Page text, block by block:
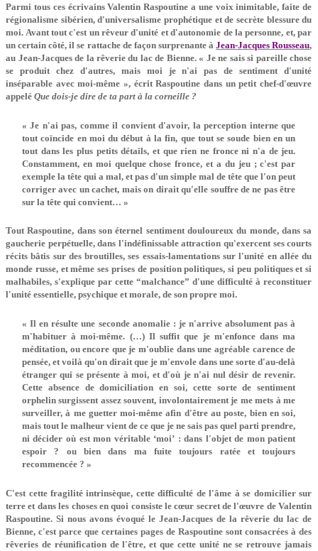
Parmi tous ces écrivains Valentin Raspoutine a une voix inimitable, faite de
régionalisme sibérien, d'universalisme prophétique et de secrète blessure du
moi. Avant tout c'est un rêveur d'unité et d'autonomie de la personne, et, par
un certain côté, il se rattache de façon surprenante àJean-Jacques Rousseau,
au Jean-Jacques de la rêverie du lac de Bienne. « Je ne sais si pareille chose
se produit chez d'autres, mais moi je n'ai pas de sentiment d'unité
inséparable avec moi-même », écrit Raspoutine dans un petit chef-d'œuvre
appeléQue dois-je dire de ta part à la corneille ?
« Je n'ai pas, comme il convient d'avoir, la perception interne que
tout coïncide en moi du début à la fin, que tout se soude bien en un
tout dans les plus petits détails, et que rien ne fronce ni n'a de jeu.
Constamment, en moi quelque chose fronce, et a du jeu ; c'est par
exemple la tête qui a mal, et pas d'un simple mal de tête que l'on peut
corriger avec un cachet, mais on dirait qu'elle souffre de ne pas être
sur la tête qui convient… »
Tout Raspoutine, dans son éternel sentiment douloureux du monde, dans sa
gaucherie perpétuelle, dans l'indéfinissable attraction qu'exercent ses courts
récits bâtis sur des broutilles, ses essais-lamentations sur l'unité en allée du
monde russe, et même ses prises de position politiques, si peu politiques et si
malhabiles, s'explique par cette “malchance” d'une difficulté à reconstituer
l'unité essentielle, psychique et morale, de son propre moi.
« Il en résulte une seconde anomalie : je n'arrive absolument pas à
m'habituer à moi-même. (…) Il suffit que je m'enfonce dans ma
méditation, ou encore que je m'oublie dans une agréable carence de
pensée, et voilà qu'on dirait que je m'envole dans une sorte d'au-delà
étranger qui se présente à moi, et d'où je n'ai nul désir de revenir.
Cette absence de domiciliation en soi, cette sorte de sentiment
orphelin surgissent assez souvent, involontairement je me mets à me
surveiller, à me guetter moi-même afin d'être au poste, bien en soi,
mais tout le malheur vient de ce que je ne sais pas quel parti prendre,
ni décider où est mon véritable ‘moi’ : dans l'objet de mon patient
espoir ? ou bien dans ma fuite toujours ratée et toujours
recommencée ? »
C'est cette fragilité intrinsèque, cette difficulté de l'âme à se domicilier sur
terre et dans les choses en quoi consiste le cœur secret de l'œuvre de Valentin
Raspoutine. Si nous avons évoqué le Jean-Jacques de la rêverie du lac de
Bienne, c'est parce que certaines pages de Raspoutine sont consacrées à des
rêveries de réunification de l'être, et que cette unité ne se retrouve jamais